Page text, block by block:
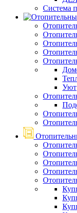
Система
Уют